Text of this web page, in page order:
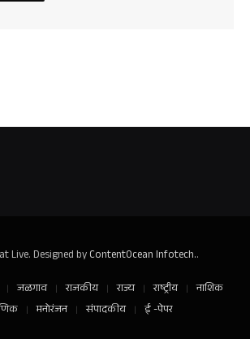
Live. Designed byContentOcean Infotech..
जळगाव राजकीय राज्य राष्ट्रीय
नाशिक
मनोरंजन संपादकीय ई -पेपर